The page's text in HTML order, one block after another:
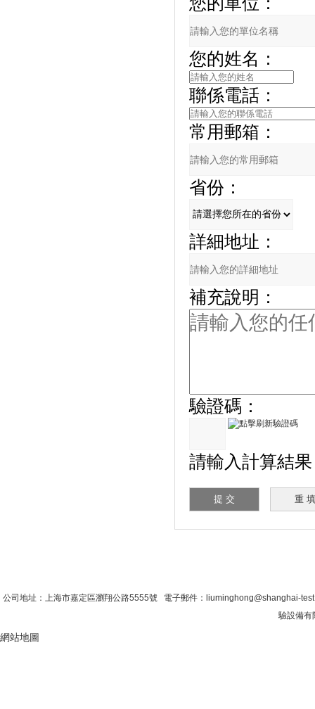
您的姓名：
聯係電話：
常用郵箱：
省份：
詳細地址：
補充說明：
驗證碼：
請輸入計算結果（
公司地址：上海市嘉定區瀏翔公路5555號 電子郵件：liuminghong@shanghai-
驗設備有
網站地圖